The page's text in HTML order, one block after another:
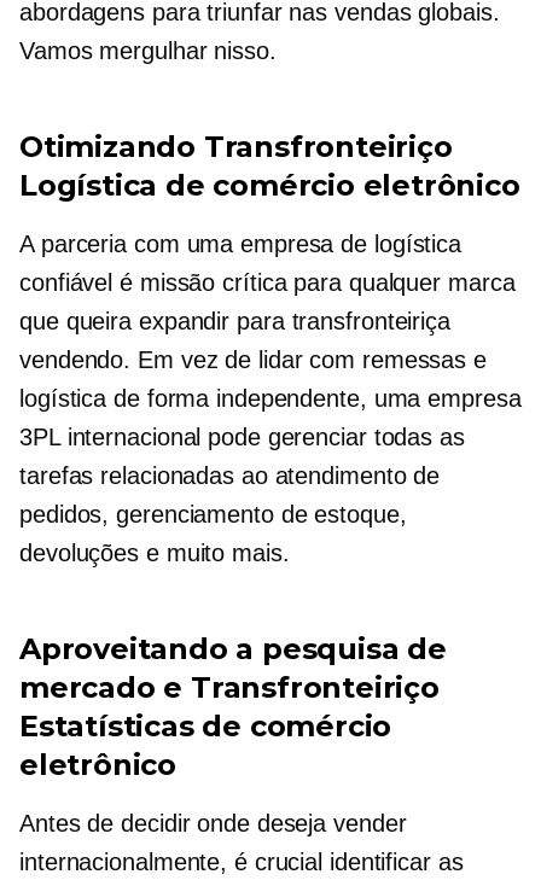
abordagens para triunfar nas vendas globais.
Vamos mergulhar nisso.
Otimizando Transfronteiriço
Logística de comércio eletrônico
A parceria com uma empresa de logística
confiável é missão críticapara qualquer marca
que queira expandir para transfronteiriça
vendendo. Em vez de lidar com remessas e
logística de forma independente, uma empresa
3PL internacional pode gerenciar todas as
tarefas relacionadas ao atendimento de
pedidos, gerenciamento de estoque,
devoluções e muito mais.
Aproveitando a pesquisa de
mercado e Transfronteiriço
Estatísticas de comércio
eletrônico
Antes de decidir onde deseja vender
internacionalmente, é crucial identificar as